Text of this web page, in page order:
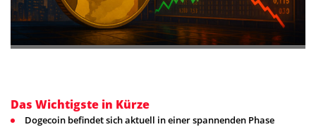
Das Wichtigste in Kürze
Dogecoin befindet sich aktuell in einer spannenden Phase